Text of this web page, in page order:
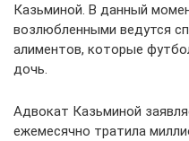
Казьминой. В данный
возлюбленными ведутся
алиментов, которые
дочь.
Адвокат Казьминой
ежемесячно тратила